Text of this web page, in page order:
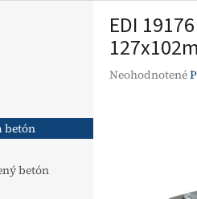
betón
betón
EDI
Priemerné
Neohodnotené